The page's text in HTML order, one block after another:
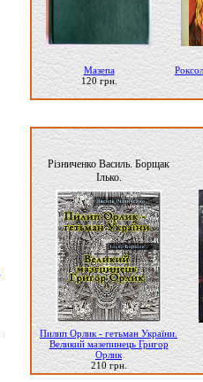
Мазепа
120 грн.
Різниченко Василь. Борщак
Ілько.
Пилип Орлик - гетьман України.
Великий мазепинець Григор
Орлик
210 грн.